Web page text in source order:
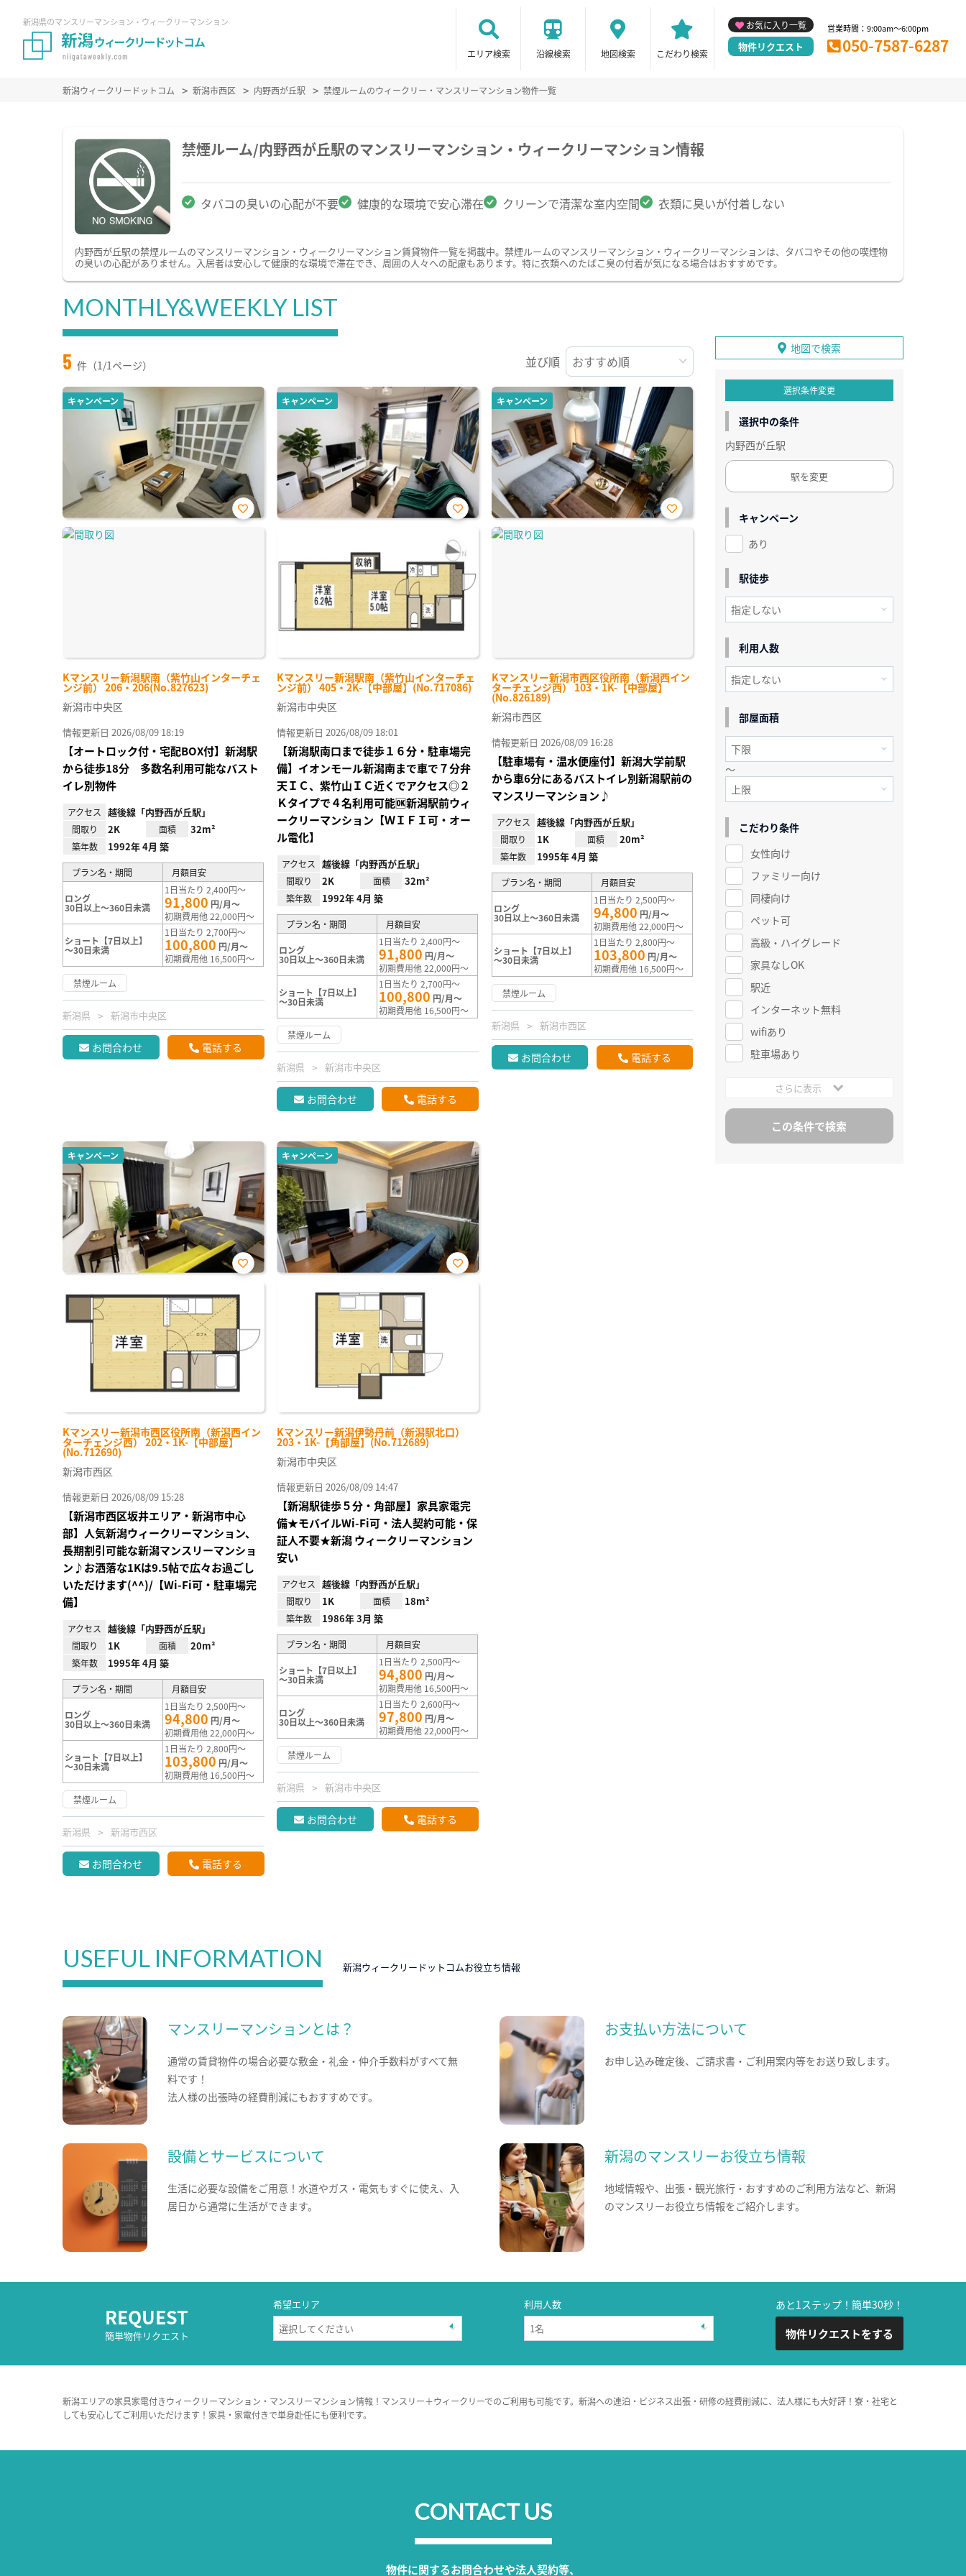
新潟県のマンスリーマンション・ウィークリーマンション
エリア検索 沿線検索 地図検索 こだわり検索
お気に入り一覧
物件リクエスト
営業時間：9:00am～6:00pm
050-7587-6287
新潟ウィークリードットコム 新潟市西区 内野西が丘駅 禁煙ルームのウィークリー・マンスリーマンション物件一覧
禁煙ルーム/内野西が丘駅のマンスリーマンション・ウィークリーマンション情報
タバコの臭いの心配が不要 健康的な環境で安心滞在 クリーンで清潔な室内空間 衣類に臭いが付着しない
内野西が丘駅の禁煙ルームのマンスリーマンション・ウィークリーマンション賃貸物件一覧を掲載中。禁煙ルームのマンスリーマンション・ウィークリーマンションは、タバコやその他の喫煙物
の臭いの心配がありません。入居者は安心して健康的な環境で滞在でき、周囲の人々への配慮もあります。特に衣類へのたばこ臭の付着が気になる場合はおすすめです。
MONTHLY&WEEKLY LIST
5 件（1/1ページ） 並び順
キャンペーン
Kマンスリー新潟駅南（紫竹山インターチェ
ンジ前） 206・206(No.827623)
お気
新潟市中央区
情報更新日 2026/08/09 18:19
【オートロック付・宅配BOX付】新潟駅
から徒歩18分 多数名利用可能なバスト
イレ別物件
アクセス 越後線「内野西が丘駅」
間取り 2K 面積 32m²
築年数 1992年 4月 築
プラン名・期間 月額目安
ロング
30日以上～360日未満
1日当たり 2,400円～
91,800 円/月～
初期費用他 22,000円～
ショート【7日以上】
～30日未満
1日当たり 2,700円～
100,800 円/月～
初期費用他 16,500円～
禁煙ルーム
新潟県 新潟市中央区
お問合わせ 電話する
キャンペーン
Kマンスリー新潟駅南（紫竹山インターチェ
ンジ前） 405・2K-【中部屋】(No.717086)
お気
り登
録
新潟市中央区
情報更新日 2026/08/09 18:01
【新潟駅南口まで徒歩１６分・駐車場完
備】イオンモール新潟南まで車で７分弁
天ＩＣ、紫竹山ＩＣ近くでアクセス◎２
Ｋタイプで４名利用可能🆗新潟駅前ウィ
ークリーマンション【ＷＩＦＩ可・オー
ル電化】
アクセス 越後線「内野西が丘駅」
間取り 2K 面積 32m²
築年数 1992年 4月 築
プラン名・期間 月額目安
ロング
30日以上～360日未満
1日当たり 2,400円～
91,800 円/月～
初期費用他 22,000円～
ショート【7日以上】
～30日未満
1日当たり 2,700円～
100,800 円/月～
初期費用他 16,500円～
禁煙ルーム
新潟県 新潟市中央区
お問合わせ 電話する
キャンペーン
Kマンスリー新潟市西区役所南（新潟西イン
ターチェンジ西） 103・1K-【中部屋】
(No.826189)
お気
新潟市西区
情報更新日 2026/08/09 16:28
【駐車場有・温水便座付】新潟大学前駅
から車6分にあるバストイレ別新潟駅前の
マンスリーマンション♪
アクセス 越後線「内野西が丘駅」
間取り 1K 面積 20m²
築年数 1995年 4月 築
プラン名・期間 月額目安
ロング
30日以上～360日未満
1日当たり 2,500円～
94,800 円/月～
初期費用他 22,000円～
ショート【7日以上】
～30日未満
1日当たり 2,800円～
103,800 円/月～
初期費用他 16,500円～
禁煙ルーム
新潟県 新潟市西区
お問合わせ 電話する
キャンペーン
Kマンスリー新潟市西区役所南（新潟西イン
ターチェンジ西） 202・1K-【中部屋】
(No.712690)
お気
り登
録
新潟市西区
情報更新日 2026/08/09 15:28
【新潟市西区坂井エリア・新潟市中心
部】人気新潟ウィークリーマンション、
長期割引可能な新潟マンスリーマンショ
ン♪お洒落な1Kは9.5帖で広々お過ごし
いただけます(^^)/【Wi-Fi可・駐車場完
備】
アクセス 越後線「内野西が丘駅」
間取り 1K 面積 20m²
築年数 1995年 4月 築
プラン名・期間 月額目安
ロング
30日以上～360日未満
1日当たり 2,500円～
94,800 円/月～
初期費用他 22,000円～
ショート【7日以上】
～30日未満
1日当たり 2,800円～
103,800 円/月～
初期費用他 16,500円～
禁煙ルーム
新潟県 新潟市西区
お問合わせ 電話する
キャンペーン
Kマンスリー新潟伊勢丹前（新潟駅北口）
203・1K-【角部屋】(No.712689)
お気
新潟市中央区
情報更新日 2026/08/09 14:47
【新潟駅徒歩５分・角部屋】家具家電完
備★モバイルWi-Fi可・法人契約可能・保
証人不要★新潟 ウィークリーマンション
安い
アクセス 越後線「内野西が丘駅」
間取り 1K 面積 18m²
築年数 1986年 3月 築
プラン名・期間 月額目安
ショート【7日以上】
～30日未満
1日当たり 2,500円～
94,800 円/月～
初期費用他 16,500円～
ロング
30日以上～360日未満
1日当たり 2,600円～
97,800 円/月～
初期費用他 22,000円～
禁煙ルーム
新潟県 新潟市中央区
お問合わせ 電話する
地図で検索
選択条件変更
選択中の条件
内野西が丘駅
駅を変更
キャンペーン
あり
駅徒歩
利用人数
部屋面積
～
こだわり条件
女性向け
ファミリー向け
同棲向け
ペット可
高級・ハイグレード
家具なしOK
駅近
インターネット無料
wifiあり
駐車場あり
さらに表示
USEFUL INFORMATION 新潟ウィークリードットコムお役立ち情報
マンスリーマンションとは？
通常の賃貸物件の場合必要な敷金・礼金・仲介手数料がすべて無
料です！
法人様の出張時の経費削減にもおすすめです。
お支払い方法について
お申し込み確定後、ご請求書・ご利用案内等をお送り致します。
設備とサービスについて
生活に必要な設備をご用意！水道やガス・電気もすぐに使え、入
居日から通常に生活ができます。
新潟のマンスリーお役立ち情報
地域情報や、出張・観光旅行・おすすめのご利用方法など、新潟
のマンスリーお役立ち情報をご紹介します。
REQUEST
簡単物件リクエスト
希望エリア 利用人数 あと1ステップ！簡単30秒！
物件リクエストをする
新潟エリアの家具家電付きウィークリーマンション・マンスリーマンション情報！マンスリー＋ウィークリーでのご利用も可能です。新潟への連泊・ビジネス出張・研修の経費削減に、法人様にも大好評！寮・社宅と
しても安心してご利用いただけます！家具・家電付きで単身赴任にも便利です。
CONTACT US
物件に関するお問合わせや法人契約等、